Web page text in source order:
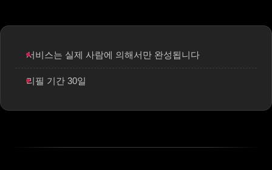
서비스는 실제 사람에 의해서만 완성됩니다
리필 기간 30일